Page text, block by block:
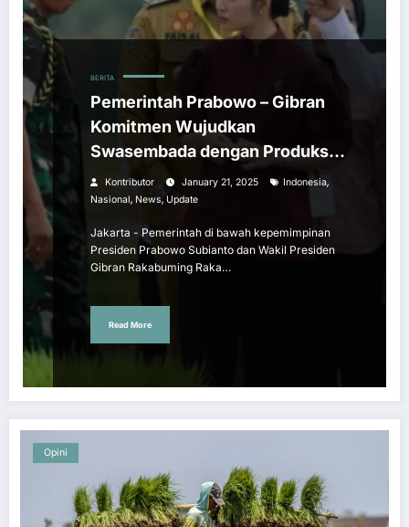
BERITA
Pemerintah Prabowo – Gibran
Komitmen Wujudkan
Swasembada dengan Produksi
Lokal
Kontributor January 21, 2025 Indonesia,
Nasional, News,Update
Jakarta - Pemerintah di bawah kepemimpinan
Presiden Prabowo Subianto dan Wakil Presiden
Gibran Rakabuming Raka…
Read More
Opini